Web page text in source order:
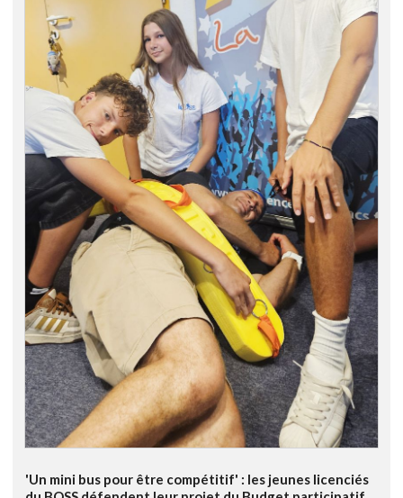
'Un mini bus pour être compétitif' : les jeunes licenciés